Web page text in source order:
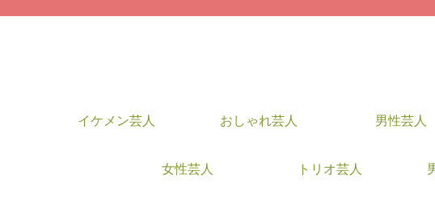
イケメン芸人 おしゃれ芸人 男性芸人
女性芸人 トリオ芸人